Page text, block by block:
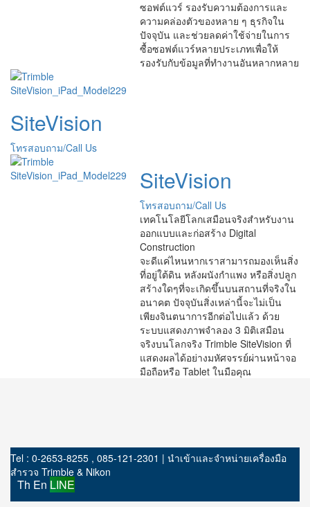
ซอฟต์แวร์ รองรับความต้องการและ
ความคล่องตัวของหลาย ๆ ธุรกิจใน
ปัจจุบัน และช่วยลดค่าใช้จ่ายในการ
ซื้อซอฟต์แวร์หลายประเภทเพื่อให้
รองรับกับข้อมูลที่ทำงานอันหลากหลาย
SiteVision
โทรสอบถาม/Call Us
SiteVision
โทรสอบถาม/Call Us
เทคโนโลยีโลกเสมือนจริงสำหรับงาน
ออกแบบและก่อสร้าง Digital
Construction
จะดีแค่ไหนหากเราสามารถมองเห็นสิ่ง
ที่อยู่ใต้ดิน หลังผนังกำแพง หรือสิ่งปลูก
สร้างใดๆที่จะเกิดขึ้นบนสถานที่จริงใน
อนาคต ปัจจุบันสิ่งเหล่านี้จะไม่เป็น
เพียงจินตนาการอีกต่อไปแล้ว ด้วย
ระบบแสดงภาพจำลอง 3 มิติเสมือน
จริงบนโลกจริง Trimble SiteVision ที่
แสดงผลได้อย่างมหัศจรรย์ผ่านหน้าจอ
มือถือหรือ Tablet ในมือคุณ
Tel : 0-2653-8255 , 085-121-2301 | นำเข้าและจำหน่ายเครื่องมือ
สำรวจ Trimble & Nikon
Th En LINE